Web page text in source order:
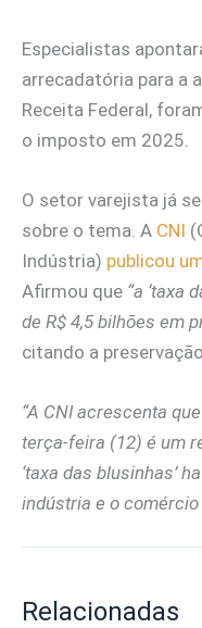
Especialistas
arrecadatória para a
Receita Federal,
o imposto em 2025.
O setor varejista já
sobre o tema. A CNI
Indústria) publicou
Afirmou que “a ‘taxa
de R$ 4,5 bilhões em
citando a
“A CNI acrescenta
terça-feira (12) é um
‘taxa das blusinhas’
indústria e o comércio
Relacionadas